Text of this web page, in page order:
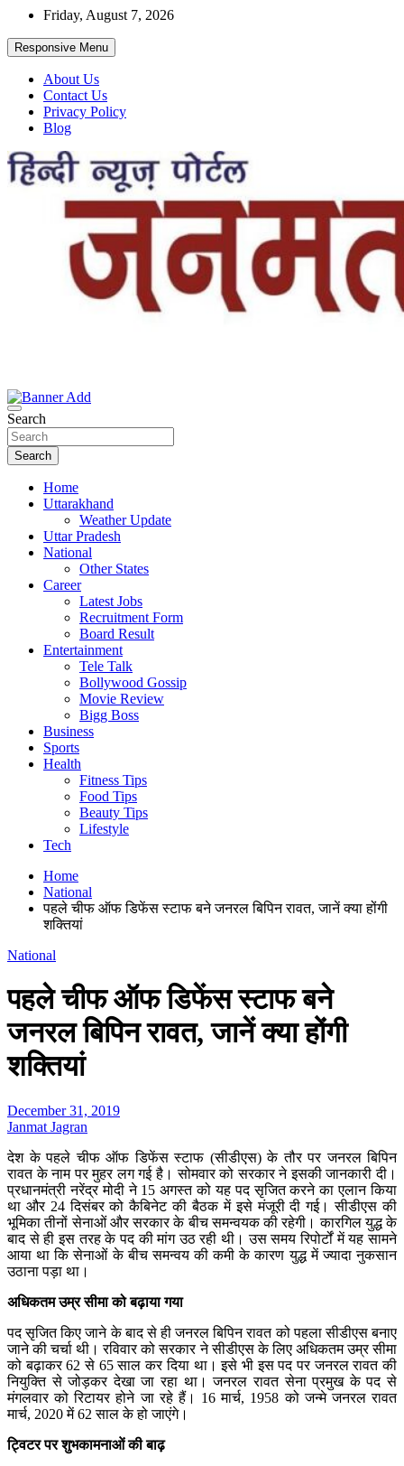
Skip
content
Friday, August 7, 2026
Responsive Menu
About Us
Contact Us
Privacy Policy
Blog
Search
Search
Home
Uttarakhand
Weather Update
Uttar Pradesh
National
Other States
Career
Latest Jobs
Recruitment Form
Board Result
Entertainment
Tele Talk
Bollywood Gossip
Movie Review
Bigg Boss
Business
Sports
Health
Fitness Tips
Food Tips
Beauty Tips
Lifestyle
Tech
Home
National
पहले चीफ ऑफ डिफेंस स्टाफ बने जनरल बिपिन रावत, जानें क्‍या होंगी
शक्तियां
National
पहले चीफ ऑफ डिफेंस स्टाफ बने
जनरल बिपिन रावत, जानें क्‍या होंगी
शक्तियां
December 31, 2019
Janmat Jagran
देश के पहले चीफ ऑफ डिफेंस स्टाफ (सीडीएस) के तौर पर जनरल बिपिन
रावत के नाम पर मुहर लग गई है। सोमवार को सरकार ने इसकी जानकारी दी।
प्रधानमंत्री नरेंद्र मोदी ने 15 अगस्त को यह पद सृजित करने का एलान किया
था और 24 दिसंबर को कैबिनेट की बैठक में इसे मंजूरी दी गई। सीडीएस की
भूमिका तीनों सेनाओं और सरकार के बीच समन्वयक की रहेगी। कारगिल युद्ध के
बाद से ही इस तरह के पद की मांग उठ रही थी। उस समय रिपोर्टों में यह सामने
आया था कि सेनाओं के बीच समन्वय की कमी के कारण युद्ध में ज्यादा नुकसान
उठाना पड़ा था।
अधिकतम उम्र सीमा को बढ़ाया गया
पद सृजित किए जाने के बाद से ही जनरल बिपिन रावत को पहला सीडीएस बनाए
जाने की चर्चा थी। रविवार को सरकार ने सीडीएस के लिए अधिकतम उम्र सीमा
को बढ़ाकर 62 से 65 साल कर दिया था। इसे भी इस पद पर जनरल रावत की
नियुक्ति से जोड़कर देखा जा रहा था। जनरल रावत सेना प्रमुख के पद से
मंगलवार को रिटायर होने जा रहे हैं। 16 मार्च, 1958 को जन्मे जनरल रावत
मार्च, 2020 में 62 साल के हो जाएंगे।
ट्विटर पर शुभकामनाओं की बाढ़